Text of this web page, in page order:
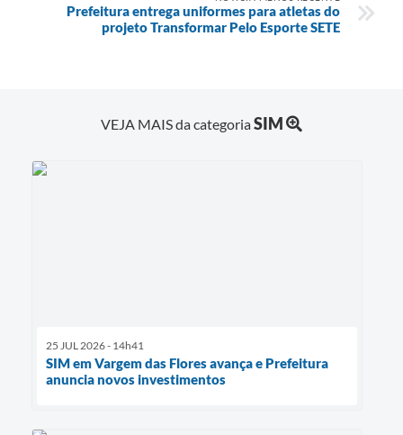
Prefeitura entrega uniformes para atletas do
projeto Transformar Pelo Esporte SETE
VEJA MAIS da categoriaSIM
25 JUL 2026 - 14h41
SIM em Vargem das Flores avança e Prefeitura
anuncia novos investimentos